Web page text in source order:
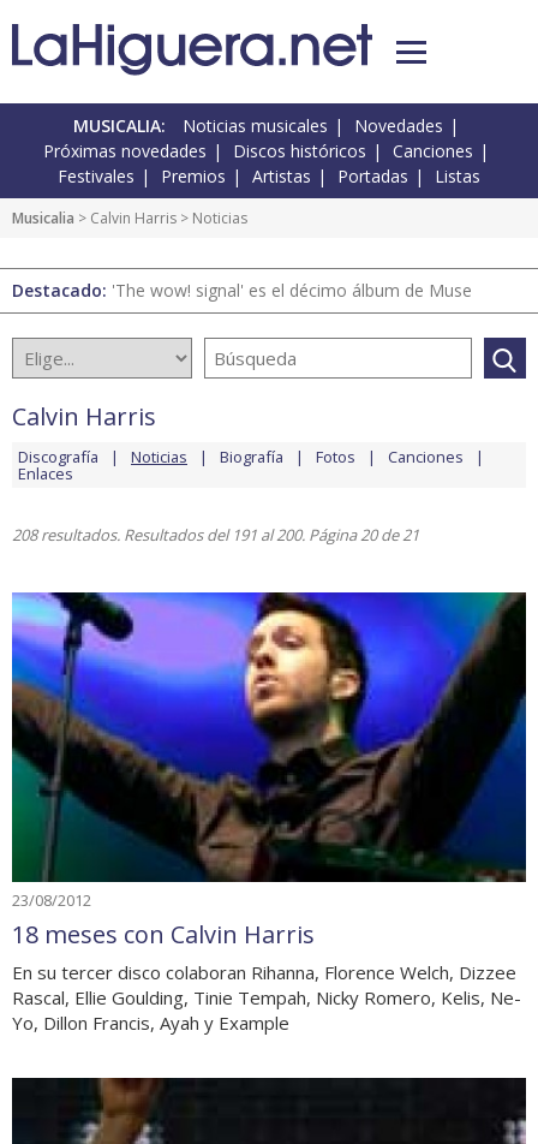
MUSICALIA: Noticias musicales
Novedades
Próximas novedades
Discos históricos
Canciones
Festivales
Premios Artistas Portadas Listas
Musicalia > Calvin Harris > Noticias
Destacado: 'The wow! signal' es el décimo álbum de Muse
Calvin Harris
Discografía Noticias Biografía Fotos Canciones
Enlaces
208 resultados. Resultados del 191 al 200. Página 20 de 21
23/08/2012
18 meses con Calvin Harris
En su tercer disco colaboran Rihanna, Florence Welch, Dizzee
Rascal, Ellie Goulding, Tinie Tempah, Nicky Romero, Kelis, Ne-
Yo, Dillon Francis, Ayah y Example